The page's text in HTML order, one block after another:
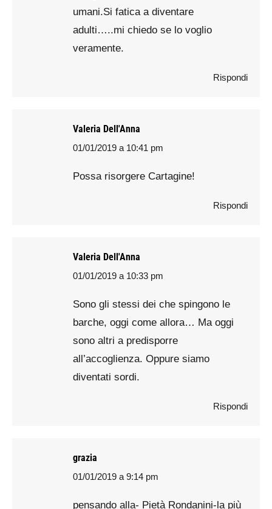
umani.Si fatica a diventare
adulti…..mi chiedo se lo voglio
veramente.
Rispondi
Valeria Dell'Anna
says:
01/01/2019 a 10:41 pm
Possa risorgere Cartagine!
Rispondi
Valeria Dell'Anna
says:
01/01/2019 a 10:33 pm
Sono gli stessi dei che spingono le
barche, oggi come allora… Ma oggi
sono altri a predisporre
all’accoglienza. Oppure siamo
diventati sordi.
Rispondi
grazia
says:
01/01/2019 a 9:14 pm
pensando alla- Pietà Rondanini-la più